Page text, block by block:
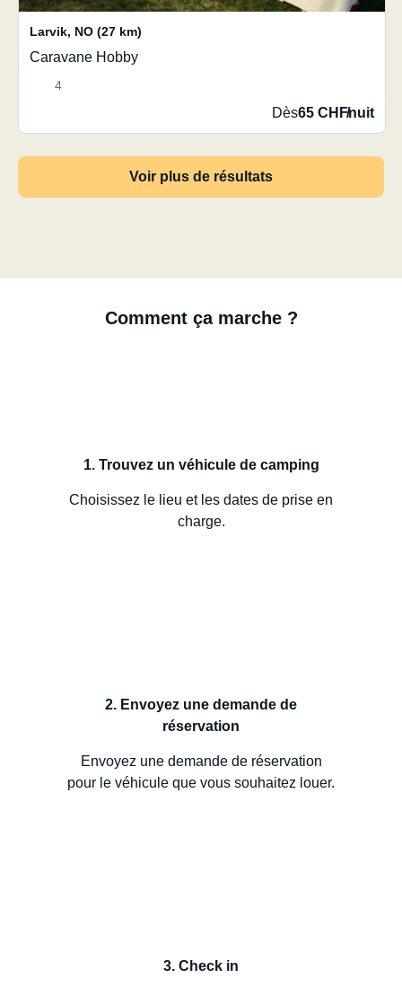
Larvik, NO (27 km)
Caravane Hobby
4
Dès65 CHF/nuit
Voir plus de résultats
Comment ça marche ?
1. Trouvez un véhicule de camping
Choisissez le lieu et les dates de prise en
charge.
2. Envoyez une demande de
réservation
Envoyez une demande de réservation
pour le véhicule que vous souhaitez louer.
3. Check in